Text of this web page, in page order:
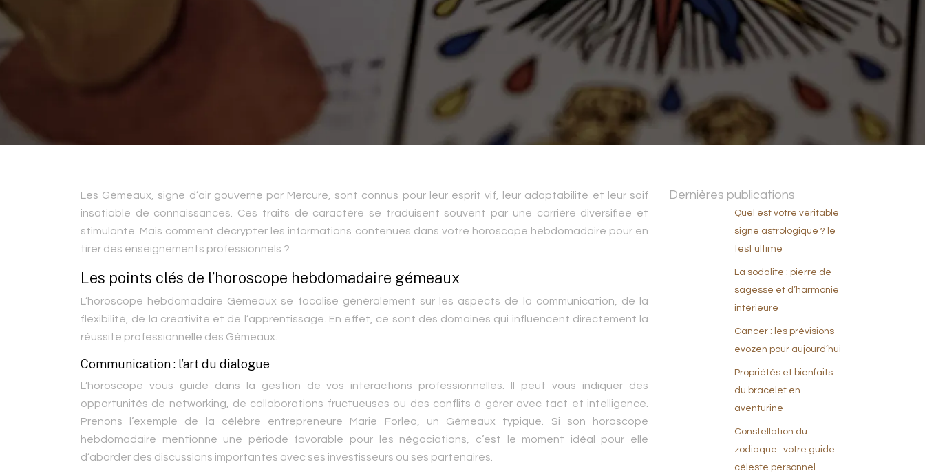
Les Gémeaux, signe d’air gouverné par Mercure, sont connus pour leur esprit vif, leur adaptabilité et leur soif
insatiable de connaissances. Ces traits de caractère se traduisent souvent par une carrière diversifiée et
stimulante. Mais comment décrypter les informations contenues dans votre horoscope hebdomadaire pour en
tirer des enseignements professionnels ?
Les points clés de l’horoscope hebdomadaire gémeaux
L’horoscope hebdomadaire Gémeaux se focalise généralement sur les aspects de la communication, de la
flexibilité, de la créativité et de l’apprentissage. En effet, ce sont des domaines qui influencent directement la
réussite professionnelle des Gémeaux.
Communication : l’art du dialogue
L’horoscope vous guide dans la gestion de vos interactions professionnelles. Il peut vous indiquer des
opportunités de networking, de collaborations fructueuses ou des conflits à gérer avec tact et intelligence.
Prenons l’exemple de la célèbre entrepreneure Marie Forleo, un Gémeaux typique. Si son horoscope
hebdomadaire mentionne une période favorable pour les négociations, c’est le moment idéal pour elle
d’aborder des discussions importantes avec ses investisseurs ou ses partenaires.
Dernières publications
Quel est votre véritable
signe astrologique ? le
test ultime
La sodalite : pierre de
sagesse et d’harmonie
intérieure
Cancer : les prévisions
evozen pour aujourd’hui
Propriétés et bienfaits
du bracelet en
aventurine
Constellation du
zodiaque : votre guide
céleste personnel